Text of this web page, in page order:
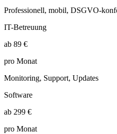
Professionell, mobil, DSGVO-
IT-Betreuung
ab 89 €
pro Monat
Monitoring, Support, Updates
Software
ab 299 €
pro Monat